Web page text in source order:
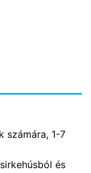
számára, 1-7
és